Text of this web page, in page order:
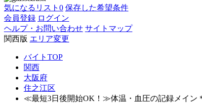
気になるリスト 0 保存した希望条件
会員登録 ログイン
ヘルプ・お問い合わせ サイトマップ
関西版 エリア変更
バイトTOP
関西
大阪府
住之江区
≪最短3日後開始OK！≫体温・血圧の記録メイン＊